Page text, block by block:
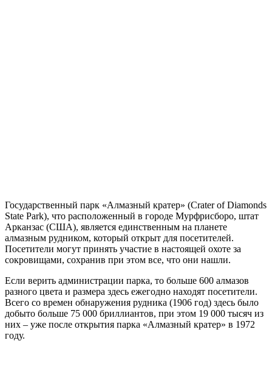
Государственный парк «Алмазный кратер» (Crater of Diamonds
State Park), что расположенный в городе Мурфрисборо, штат
Арканзас (США), является единственным на планете
алмазным рудником, который открыт для посетителей.
Посетители могут принять участие в настоящей охоте за
сокровищами, сохранив при этом все, что они нашли.
Если верить администрации парка, то больше 600 алмазов
разного цвета и размера здесь ежегодно находят посетители.
Всего со времен обнаружения рудника (1906 год) здесь было
добыто больше 75 000 бриллиантов, при этом 19 000 тысяч из
них – уже после открытия парка «Алмазный кратер» в 1972
году.